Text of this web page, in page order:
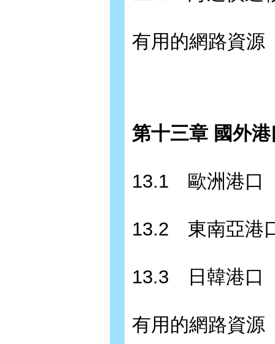
有用的網路資源
第十三章 國外
13.1 歐洲港口
13.2 東南亞港
13.3 日韓港口
有用的網路資源